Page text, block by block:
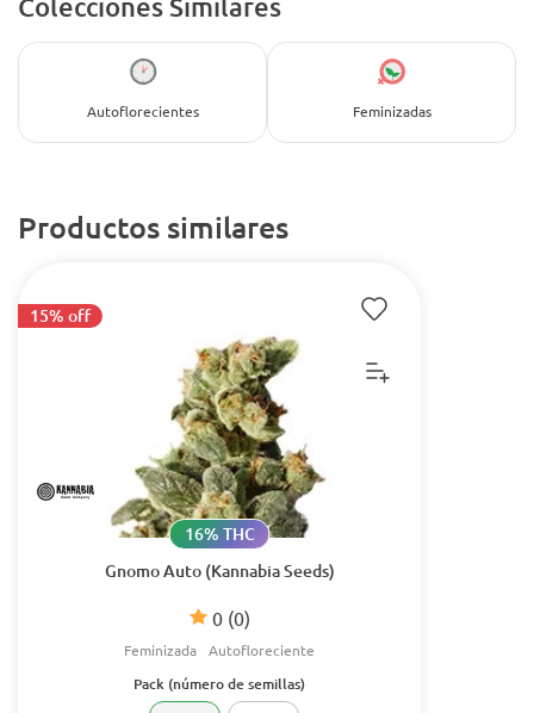
Colecciones Similares
Autoflorecientes Feminizadas
Productos similares
Gnomo Auto (Kannabia Seeds)
0 (0)
16% THC
Feminizada Autofloreciente
15% off
Pack (número de semillas)